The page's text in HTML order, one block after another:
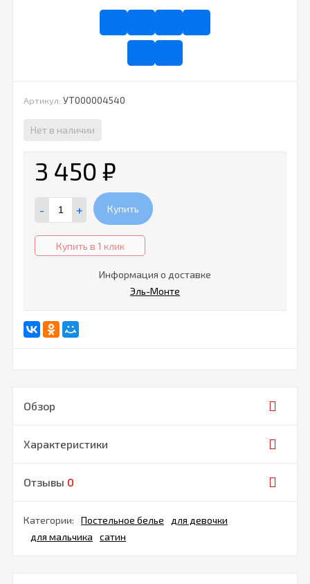
Артикул: УТ000004540
Нет в наличии
3 450 ₽
- + Купить
Купить в 1 клик
Информация о доставке
Эль-Монте
Обзор
Характеристики
Отзывы 0
Категории: Постельное белье
для девочки
для мальчика
сатин